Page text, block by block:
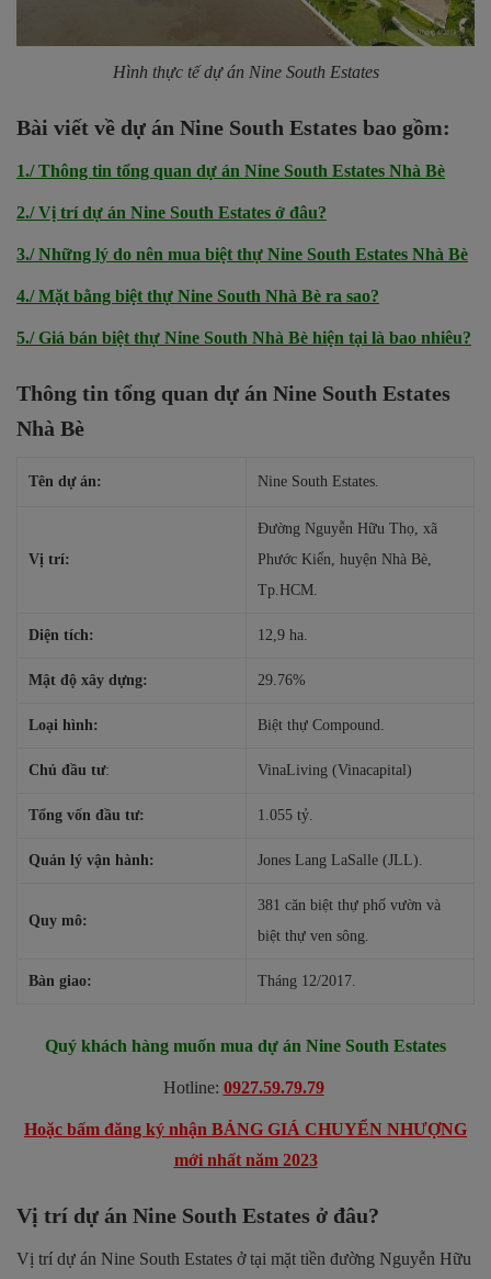
Hình thực tế dự án Nine South Estates
Bài viết về dự án Nine South Estates bao gồm:
1./ Thông tin tổng quan dự án Nine South Estates Nhà Bè
2./ Vị trí dự án Nine South Estates ở đâu?
3./ Những lý do nên mua biệt thự Nine South Estates Nhà Bè
4./ Mặt bằng biệt thự Nine South Nhà Bè ra sao?
5./ Giá bán biệt thự Nine South Nhà Bè hiện tại là bao nhiêu?
Thông tin tổng quan dự án Nine South Estates
Nhà Bè
Tên dự án: Nine South Estates.
Vị trí:
Đường Nguyễn Hữu Thọ, xã
Phước Kiển, huyện Nhà Bè,
Tp.HCM.
Diện tích: 12,9 ha.
Mật độ xây dựng: 29.76%
Loại hình: Biệt thự Compound.
Chủ đầu tư: VinaLiving (Vinacapital)
Tổng vốn đầu tư: 1.055 tỷ.
Quản lý vận hành: Jones Lang LaSalle (JLL).
Quy mô:
381 căn biệt thự phố vườn và
biệt thự ven sông.
Bàn giao: Tháng 12/2017.
Quý khách hàng muốn mua dự án Nine South Estates
Hotline: 0927.59.79.79
Hoặc bấm đăng ký nhận BẢNG GIÁ CHUYỂN NHƯỢNG
mới nhất năm 2023
Vị trí dự án Nine South Estates ở đâu?
Vị trí dự án Nine South Estates ở tại mặt tiền đường Nguyễn Hữu